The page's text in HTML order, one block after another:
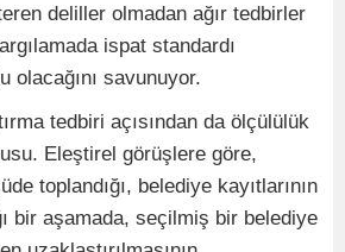
deliller olmadan ağır tedbirler
ispat standardı
olacağını savunuyor.
tedbiri açısından da ölçülülük
Eleştirel görüşlere göre,
toplandığı, belediye kayıtlarının
bir aşamada, seçilmiş bir belediye